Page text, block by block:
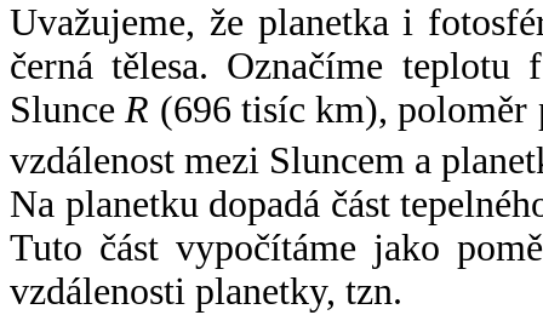
Uvažujeme, že planetka i
černá tělesa. Označíme
SlunceR (696 tisíc km),
vzdálenost mezi Sluncem a
Na planetku dopadá část
Tuto část vypočítáme jako
vzdálenosti planetky, tzn.